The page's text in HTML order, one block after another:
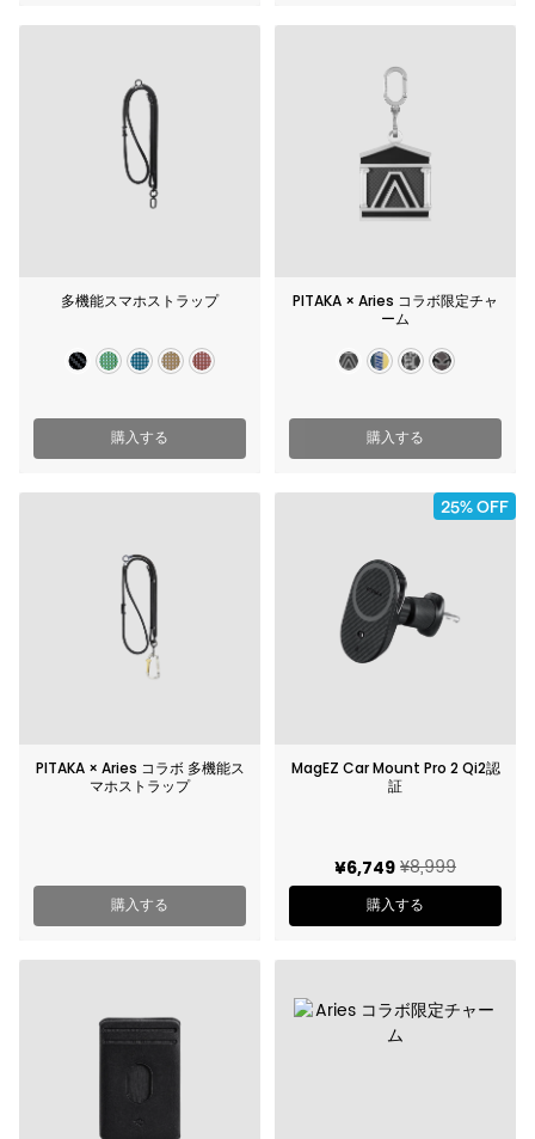
多機能スマホストラップ
購入する
PITAKA × Aries コラボ限定チャ
ーム
購入する
PITAKA × Aries コラボ 多機能ス
マホストラップ
購入する
25% OFF
MagEZ Car Mount Pro 2 Qi2認
証
¥6,749 ¥8,999
購入する